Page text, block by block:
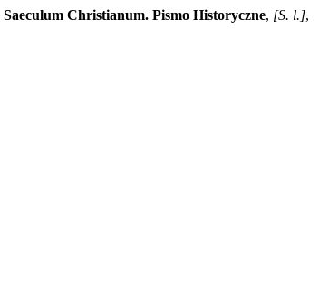
Saeculum Christianum. Pismo Historyczne, [S. l.],